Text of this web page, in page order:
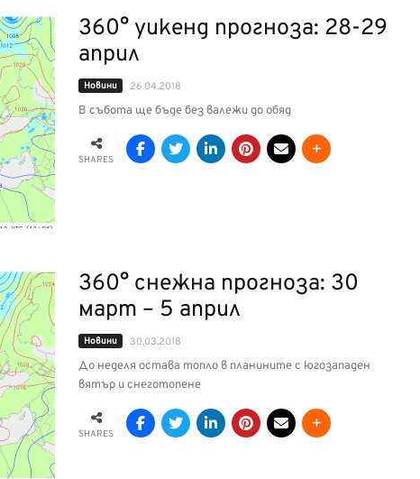
360° уикенд прогноза: 28-29
април
Новини 26.04.2018
В събота ще бъде без валежи до обяд
SHARES
360° снежна прогноза: 30
март – 5 април
Новини 30.03.2018
До неделя остава топло в планините с югозападен
вятър и снеготопене
SHARES